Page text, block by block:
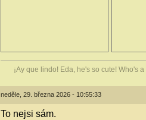
¡Ay que lindo! Eda, he's so cute! Who's
neděle, 29. března 2026 - 10:55:33
To nejsi sám.